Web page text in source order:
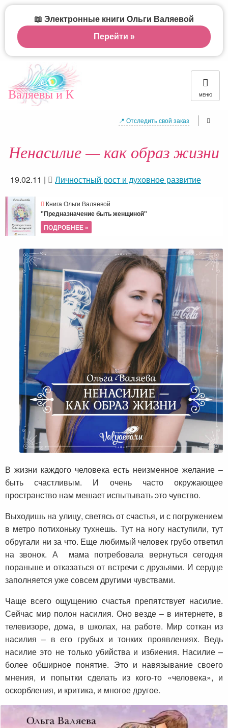
Валяевы и К МЕНЮ
📍 Отследить свой заказ
Ненасилие — как образ жизни
19.02.11 | Личностный рост и духовное развитие
Книга Ольги Валяевой
"Предназначение быть женщиной"
ПОДРОБНЕЕ »
В жизни каждого человека есть неизменное желание –
быть счастливым. И очень часто окружающее
пространство нам мешает испытывать это чувство.
Выходишь на улицу, светясь от счастья, и с погружением
в метро потихоньку тухнешь. Тут на ногу наступили, тут
обругали ни за что. Еще любимый человек грубо ответил
на звонок. А мама потребовала вернуться сегодня
пораньше и отказаться от встречи с друзьями. И сердце
заполняется уже совсем другими чувствами.
Чаще всего ощущению счастья препятствует насилие.
Сейчас мир полон насилия. Оно везде – в интернете, в
телевизоре, дома, в школах, на работе. Мир соткан из
насилия – в его грубых и тонких проявлениях. Ведь
насилие это не только убийства и избиения. Насилие –
более обширное понятие. Это и навязывание своего
мнения, и попытки сделать из кого-то «человека», и
оскорбления, и критика, и многое другое.
📖 Электронные книги Ольги Валяевой
Перейти »